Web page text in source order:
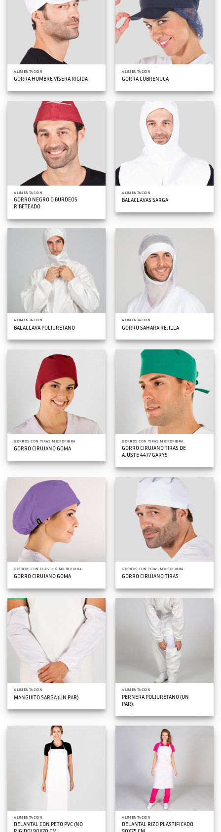
ALIMENTACION
GORRA HOMBRE VISERA RIGIDA
ALIMENTACION
GORRA CUBRENUCA
ALIMENTACION
GORRO NEGRO O BURDEOS
RIBETEADO
ALIMENTACION
BALACLAVAS SARGA
ALIMENTACION
BALACLAVA POLIURETANO
ALIMENTACION
GORRO SAHARA REJILLA
GORROS CON TIRAS MICROFIBRA
GORRO CIRUJANO GOMA
GORROS CON TIRAS MICROFIBRA
GORRO CIRUJANO TIRAS DE
AJUSTE 4477 GARYS
GORROS CON ELASTICO MICROFIBRA
GORRO CIRUJANO GOMA
GORROS CON TIRAS MICROFIBRA
GORRO CIRUJANO TIRAS
ALIMENTACION
MANGUITO SARGA (UN PAR)
ALIMENTACION
PERNERA POLIURETANO (UN
PAR).
ALIMENTACION
DELANTAL CON PETO PVC (NO
ALIMENTACION
DELANTAL RIZO PLASTIFICADO